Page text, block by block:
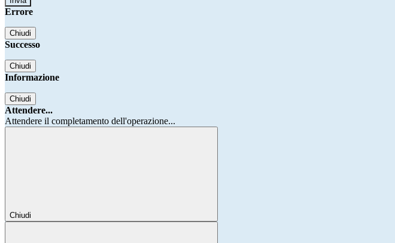
Errore
Chiudi
Successo
Chiudi
Informazione
Chiudi
Attendere...
Attendere il completamento dell'operazione...
Chiudi